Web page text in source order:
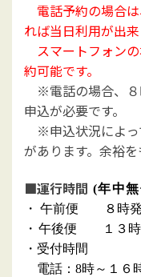
電話予約の場合
れば当日利用が出来
スマートフォン
約可能です。
※電話の場合、８
申込が必要です。
※申込状況によっ
があります。余裕を
■運行時間 (年中
・午前便 ８時発
・ 午後便 １３時
・ 受付時間
電話：8時～１６